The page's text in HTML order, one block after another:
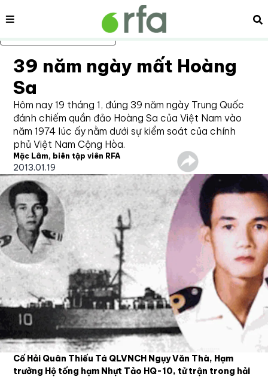
Bỏ qua nội dung chính
Nội dung
39 năm ngày mất Hoàng
Sa
Hôm nay 19 tháng 1, đúng 39 năm ngày Trung Quốc
đánh chiếm quần đảo Hoàng Sa của Việt Nam vào
năm 1974 lúc ấy nằm dưới sự kiểm soát của chính
phủ Việt Nam Cộng Hòa.
Mặc Lâm, biên tập viên RFA
2013.01.19
Cố Hải Quân Thiếu Tá QLVNCH Ngụy Văn Thà, Hạm
trưởng Hộ tống hạm Nhựt Tảo HQ-10, tử trận trong hải